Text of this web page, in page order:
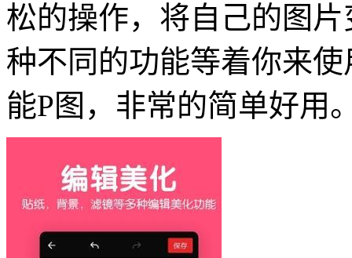
松的操作，将自己的图
种不同的功能等着你来
能P图，非常的简单好用